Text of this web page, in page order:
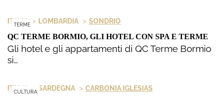
TERME
ITALIA > LOMBARDIA > SONDRIO
QC TERME BORMIO, GLI HOTEL CON SPA E TERME
Gli hotel e gli appartamenti di QC Terme Bormio
si…
CULTURA
ITALIA > SARDEGNA > CARBONIA IGLESIAS